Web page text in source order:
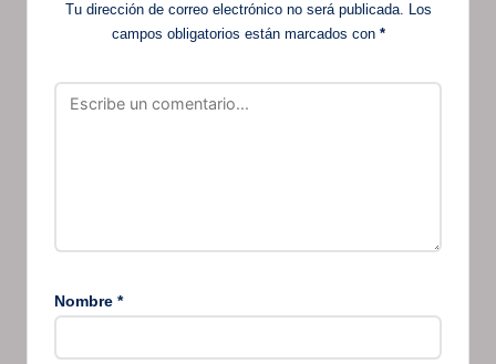
Tu dirección de correo electrónico no será publicada. Los
campos obligatorios están marcados con *
Nombre *